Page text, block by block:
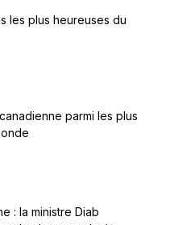
les plus heureuses du
parmi les plus
: la ministre Diab